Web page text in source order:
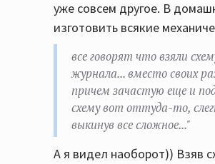
уже совсем другое. В
изготовить всякие
все говорят что взяли
журнала... вместо своих
причем зачастую еще и
схему вот оттуда-то,
выкинув все сложное..."
А я видел наоборот)) Взяв